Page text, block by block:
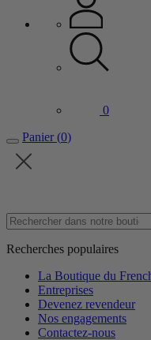
0
Panier (0)
Recherches populaires
La Boutique du
Entreprises
Devenez revendeur
Nos engagements
Contactez-nous